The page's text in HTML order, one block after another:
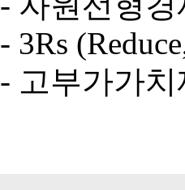
- 3Rs
- 고부가가